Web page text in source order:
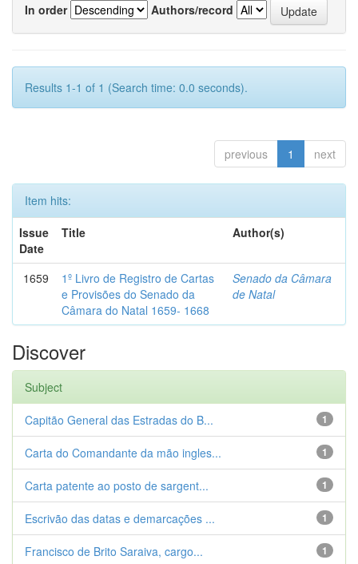
In order
Authors/record
Results 1-1 of 1 (Search time: 0.0 seconds).
previous 1 next
Item hits:
Issue
Date
Title Author(s)
1659
1º Livro de Registro de Cartas
e Provisões do Senado da
Câmara do Natal 1659- 1668
Senado da Câmara
de Natal
Discover
Subject
1
Capitão General das Estradas do B...
1
Carta do Comandante da mão ingles...
1
Carta patente ao posto de sargent...
1
Escrivão das datas e demarcações ...
1
Francisco de Brito Saraiva, cargo...